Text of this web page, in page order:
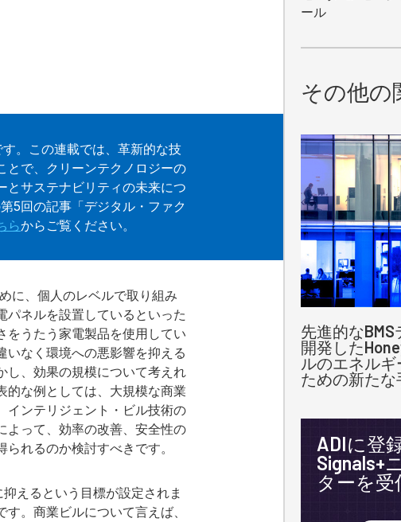
ブソン大学で経営学の修士号を
。この連載では、革新的な技
とで、クリーンテクノロジーの
とサステナビリティの未来につ
5回の記事「デジタル・ファク
らからご覧ください。
に、個人のレベルで取り組み
パネルを設置しているといった
をうたう家電製品を使用してい
いなく環境への悪影響を抑える
し、効果の規模について考えれ
的な例としては、大規模な商業
インテリジェント・ビル技術の
よって、効率の改善、安全性の
れるのか検討すべきです。
えるという目標が設定されま
。商業ビルについて言えば、
ール
その他の
先進的な
開発した
ルのエネル
ための新た
ADIに登
Signals+
ターを